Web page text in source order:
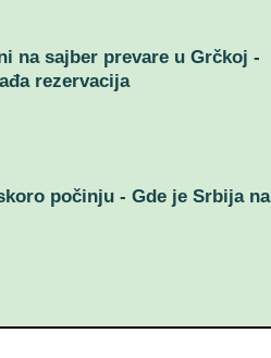
na sajber prevare u Grčkoj -
rezervacija
počinju - Gde je Srbija na